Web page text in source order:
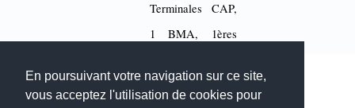
En poursuivant votre navigation sur ce site,
vous acceptez l'utilisation de cookies pour
Terminales CAP,
1 BMA, 1ères
Terminales BAC